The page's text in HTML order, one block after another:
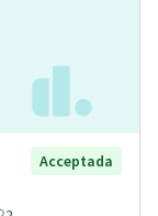
Acceptada